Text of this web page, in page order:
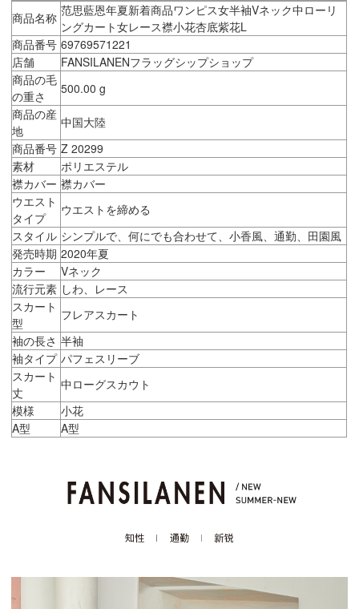
商品名称 范思藍恩年夏新着商品ワンピス女半袖Vネック中ローリ
ングカート女レース襟小花杏底紫花L
商品番号 69769571221
店舗
FANSILANENフラッグシップショップ
商品の毛
の重さ
500.00 g
商品の産
地
中国大陸
商品番号 Z 20299
素材
ポリエステル
襟カバー 襟カバー
ウエスト
タイプ
ウエストを締める
スタイル シンプルで、何にでも合わせて、小香風、通勤、田園風
発売時期 2020年夏
カラー
Vネック
流行元素 しわ、レース
スカート
型
フレアスカート
袖の長さ 半袖
袖タイプ パフェスリーブ
スカート
丈
中ローグスカウト
模様
小花
A型
A型